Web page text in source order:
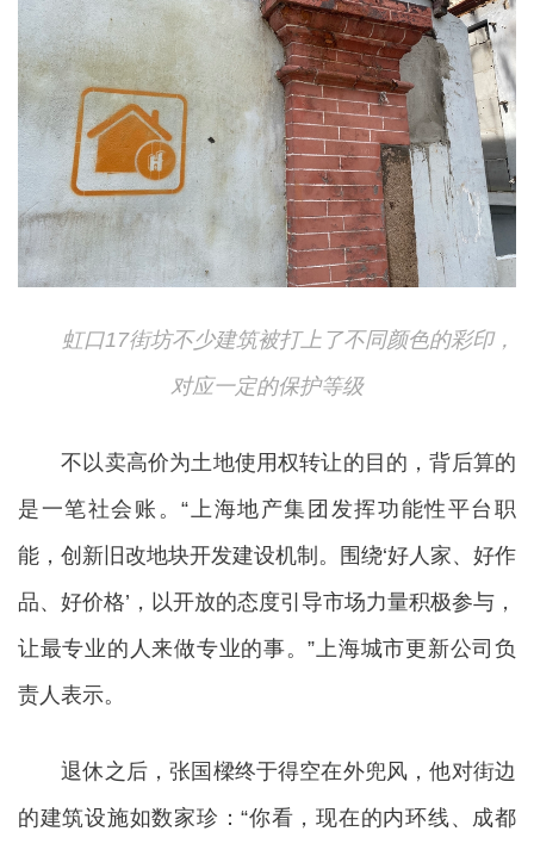
虹口17街坊不少建筑被打上了不同颜色的彩印，
对应一定的保护等级
不以卖高价为土地使用权转让的目的，背后算的
是一笔社会账。“上海地产集团发挥功能性平台职
能，创新旧改地块开发建设机制。围绕‘好人家、好作
品、好价格’，以开放的态度引导市场力量积极参与，
让最专业的人来做专业的事。”上海城市更新公司负
责人表示。
退休之后，张国樑终于得空在外兜风，他对街边
的建筑设施如数家珍：“你看，现在的内环线、成都